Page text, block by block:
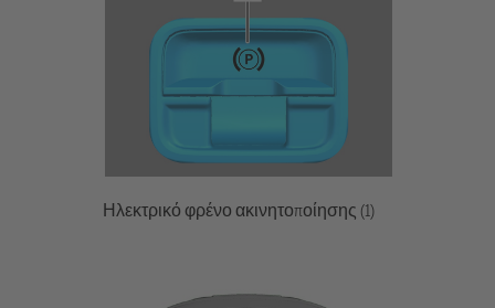
Ηλεκτρικό φρένο ακινητοποίησης (1)